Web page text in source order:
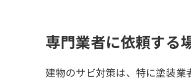
専門業者に依頼する
建物のサビ対策は、特に塗装